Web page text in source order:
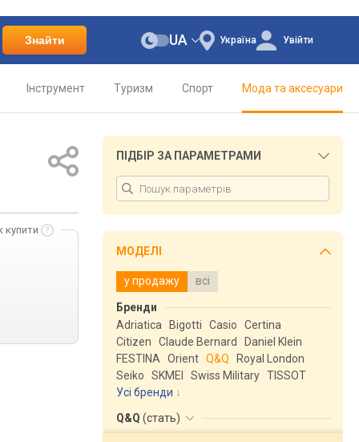
Знайти Україна
UA Увійти
Інструмент Туризм Спорт Мода та аксесуари
купити
ПІДБІР ЗА ПАРАМЕТРАМИ
МОДЕЛІ
у продажу всі
Бренди
Adriatica
Bigotti Casio
Certina
Citizen
Claude Bernard
Daniel Klein
FESTINA
Orient Q&Q
Royal London
Seiko
SKMEI Swiss Military TISSOT
Усі бренди
Q&Q (стать)